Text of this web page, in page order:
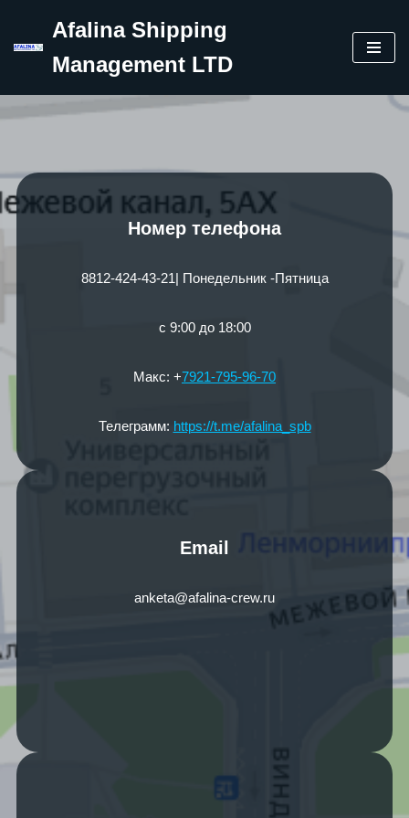
Перейти
содержимому
Afalina Shipping
Management LTD
Номер телефона
8812-424-43-21| Понедельник -Пятница
с 9:00 до 18:00
Макс: +7921-795-96-70
Телеграмм: https://t.me/afalina_spb
Email
anketa@afalina-crew.ru